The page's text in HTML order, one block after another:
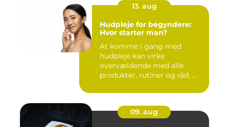
13. aug
Hudpleje for begyndere:
Hvor starter man?
At komme i gang med
hudpleje kan virke
overvældende med alle
produkter, rutiner og råd, ...
09. aug